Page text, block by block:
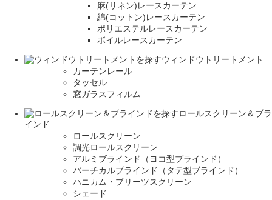
麻(リネン)レースカーテン
綿(コットン)レースカーテン
ポリエステルレースカーテン
ボイルレースカーテン
ウィンドウトリートメント
カーテンレール
タッセル
窓ガラスフィルム
ロールスクリーン＆ブラ
インド
ロールスクリーン
調光ロールスクリーン
アルミブラインド（ヨコ型ブラインド）
バーチカルブラインド（タテ型ブラインド）
ハニカム・プリーツスクリーン
シェード